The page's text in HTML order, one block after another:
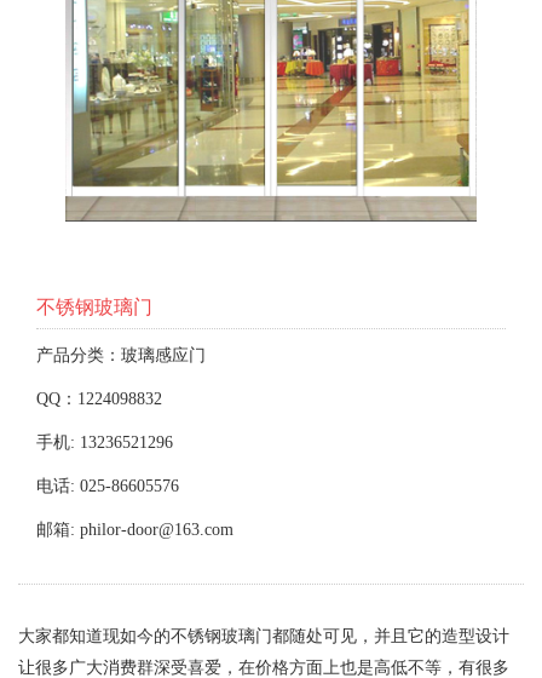
不锈钢玻璃门
产品分类：玻璃感应门
QQ：1224098832
手机: 13236521296
电话: 025-86605576
邮箱: philor-door@163.com
大家都知道现如今的不锈钢玻璃门都随处可见，并且它的造型设计
让很多广大消费群深受喜爱，在价格方面上也是高低不等，有很多